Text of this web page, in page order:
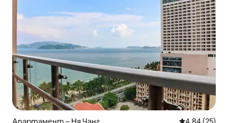
Апартамент – Ня Чанг Средна
4,84 (25)